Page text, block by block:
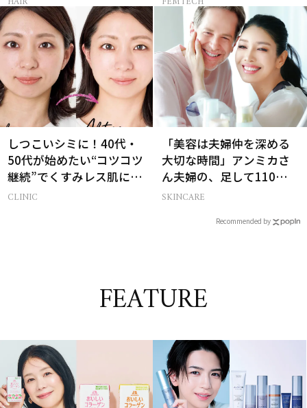
たちの告白-】
しつこいシミに！40代・
50代が始めたい“コツコツ
継続”でくすみレス肌に！
【BeforeAfter】
CLINIC
「美容は夫婦仲を深める
大切な時間」アンミカさ
ん夫婦の、足して110歳で
も”今の方が上向き肌”な
SKINCARE
Recommended by
FEATURE